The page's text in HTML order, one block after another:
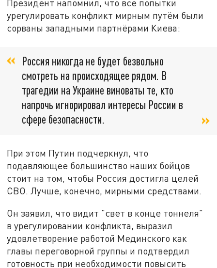
Президент напомнил, что все попытки
урегулировать конфликт мирным путём были
сорваны западными партнёрами Киева:
Россия никогда не будет безвольно
смотреть на происходящее рядом. В
трагедии на Украине виноваты те, кто
напрочь игнорировал интересы России в
сфере безопасности.
При этом Путин подчеркнул, что
подавляющее большинство наших бойцов
стоит на том, чтобы Россия достигла целей
СВО. Лучше, конечно, мирными средствами.
Он заявил, что видит "свет в конце тоннеля"
в урегулировании конфликта, выразил
удовлетворение работой Мединского как
главы переговорной группы и подтвердил
готовность при необходимости повысить